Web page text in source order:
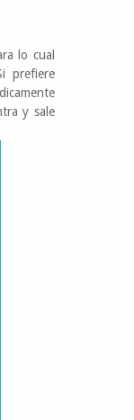
lo cual
prefiere
y sale